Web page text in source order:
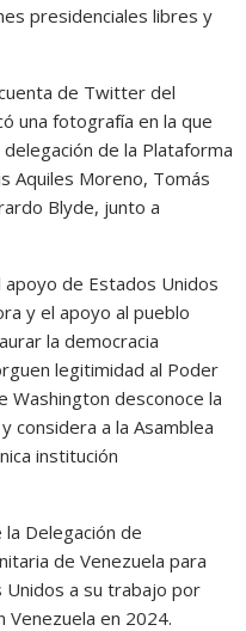
presidenciales libres y
de Twitter del
una fotografía en la que
de la Plataforma
Aquiles Moreno, Tomás
Blyde, junto a
apoyo de Estados Unidos
y el apoyo al pueblo
la democracia
legitimidad al Poder
Washington desconoce la
considera a la Asamblea
institución
Delegación de
de Venezuela para
a su trabajo por
Venezuela en 2024.